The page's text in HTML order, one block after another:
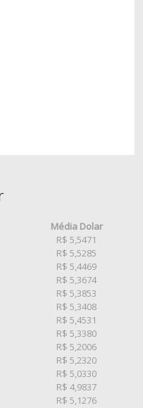
Média Dolar
R$ 5,5471
R$ 5,5285
R$ 5,4469
R$ 5,3674
R$ 5,3853
R$ 5,3408
R$ 5,4531
R$ 5,3380
R$ 5,2006
R$ 5,2320
R$ 5,0330
R$ 4,9837
R$ 5,1276